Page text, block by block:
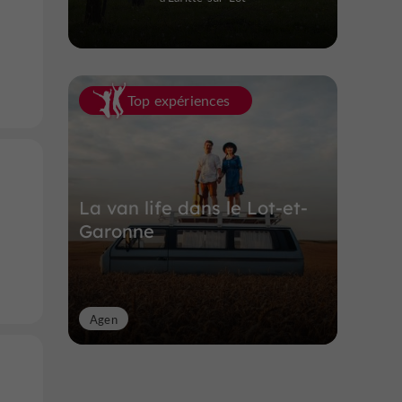
Top expériences
La van life dans le Lot-et-
Garonne
Agen